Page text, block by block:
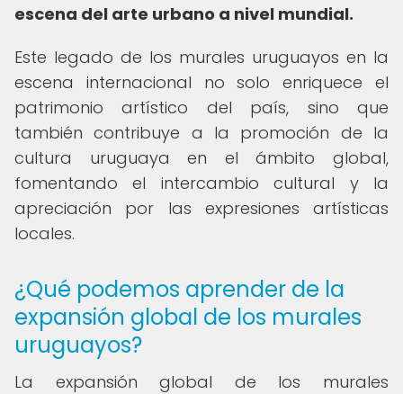
escena del arte urbano a nivel mundial.
Este legado de los murales uruguayos en la
escena internacional no solo enriquece el
patrimonio artístico del país, sino que
también contribuye a la promoción de la
cultura uruguaya en el ámbito global,
fomentando el intercambio cultural y la
apreciación por las expresiones artísticas
locales.
¿Qué podemos aprender de la
expansión global de los murales
uruguayos?
La expansión global de los murales